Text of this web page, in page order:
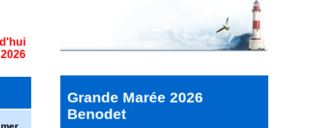
Grande Marée 2026
Benodet